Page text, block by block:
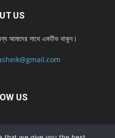
US
আমাদের সাথে একটিভ থাকুন।
US